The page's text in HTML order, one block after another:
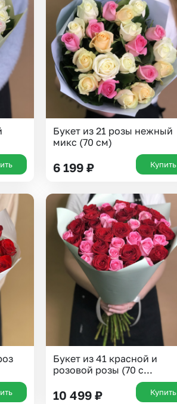
10000 рублей
пятница
покупателей
Все получатели
Букет из 21 розы нежный
микс (70 см)
6 199 ₽ Купить
Букет из 41 красной и
розовой розы (70 с...
10 499 ₽ Купить